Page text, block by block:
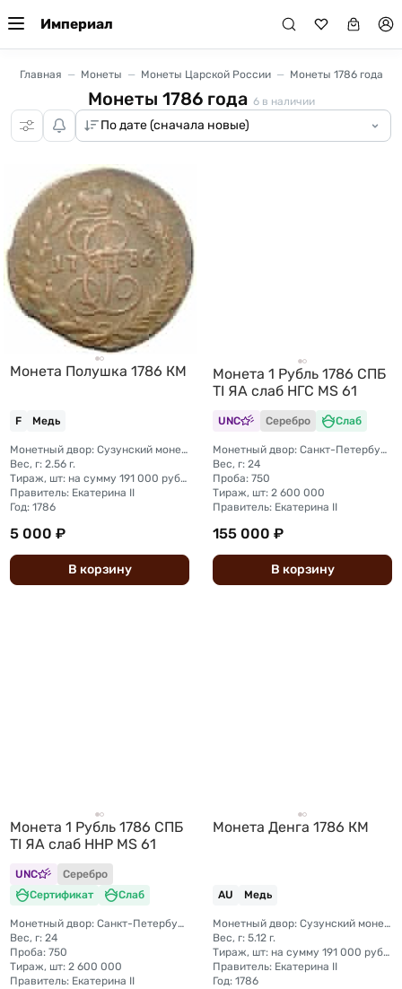
Империал
Главная Монеты Монеты Царской России Монеты 1786 года
Монеты 1786 года 6в наличии
Монета Полушка 1786 КМ
F Медь
Монетный двор: Сузунский монетный двор (Сибирь)
Вес, г: 2.56 г.
Тираж, шт: на сумму 191 000 рублей (сумма 5 копеек + денга + полушка)
Правитель: Екатерина II
Год: 1786
5 000 ₽
В корзину
Монета 1 Рубль 1786 СПБ
TI ЯА слаб НГС MS 61
UNC Серебро Слаб
Монетный двор: Санкт-Петербургский монетный двор
Вес, г: 24
Проба: 750
Тираж, шт: 2 600 000
Правитель: Екатерина II
155 000 ₽
В корзину
Монета 1 Рубль 1786 СПБ
TI ЯА слаб ННР MS 61
UNC
Серебро
Сертификат
Слаб
Монетный двор: Санкт-Петербургский монетный двор
Вес, г: 24
Проба: 750
Тираж, шт: 2 600 000
Правитель: Екатерина II
Монета Денга 1786 КМ
AU Медь
Монетный двор: Сузунский монетный двор (Сибирь)
Вес, г: 5.12 г.
Тираж, шт: на сумму 191 000 рублей (сумма 5 копеек + денга + полушка)
Правитель: Екатерина II
Год: 1786